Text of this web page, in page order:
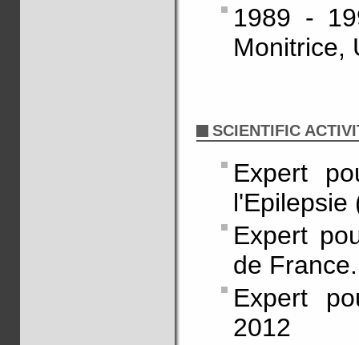
1989 -
Monitrice,
SCIENTIFIC
Expert
l'Epilepsie
Expert
de France.
Expert
2012